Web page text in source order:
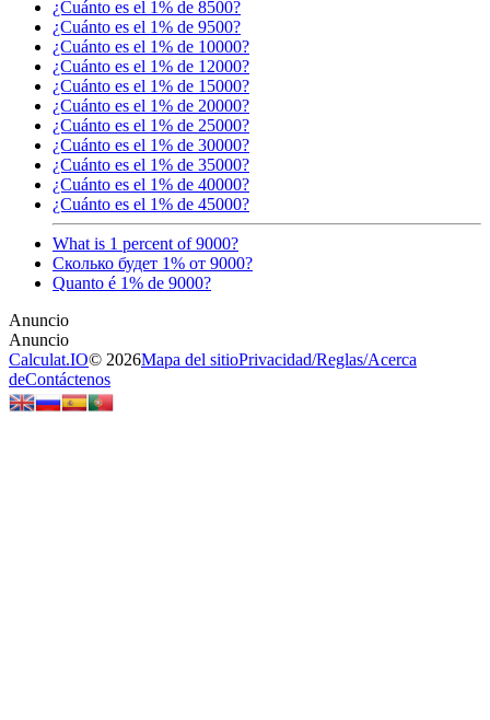
¿Cuánto es el 1% de 8500?
¿Cuánto es el 1% de 9500?
¿Cuánto es el 1% de 10000?
¿Cuánto es el 1% de 12000?
¿Cuánto es el 1% de 15000?
¿Cuánto es el 1% de 20000?
¿Cuánto es el 1% de 25000?
¿Cuánto es el 1% de 30000?
¿Cuánto es el 1% de 35000?
¿Cuánto es el 1% de 40000?
¿Cuánto es el 1% de 45000?
What is 1 percent of 9000?
Сколько будет 1% от 9000?
Quanto é 1% de 9000?
Calculat.IO© 2026Mapa del sitioPrivacidad/Reglas/Acerca
deContáctenos